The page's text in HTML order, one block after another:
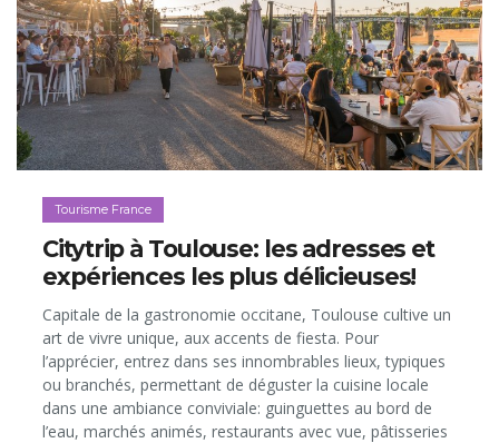
Tourisme France
Citytrip à Toulouse: les adresses et
expériences les plus délicieuses!
Capitale de la gastronomie occitane, Toulouse cultive un
art de vivre unique, aux accents de fiesta. Pour
l’apprécier, entrez dans ses innombrables lieux, typiques
ou branchés, permettant de déguster la cuisine locale
dans une ambiance conviviale: guinguettes au bord de
l’eau, marchés animés, restaurants avec vue, pâtisseries